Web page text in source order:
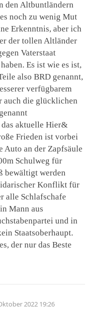
den Altbuntländern
noch zu wenig Mut
Erkenntnis, aber ich
der tollen Altländer
Vaterstaat
Es ist wie es ist,
also BRD genannt,
verfügbarem
auch die glücklichen
aktuelle Hier&
Frieden ist vorbei
Auto an der Zapfsäule
Schulweg für
bewältigt werden
Konflikt für
alle Schlafschafe
Mann aus
und in
Staatsoberhaupt.
der nur das Beste
2022 19:26